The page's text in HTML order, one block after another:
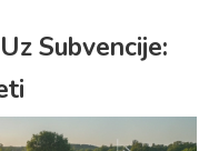
Subvencije: